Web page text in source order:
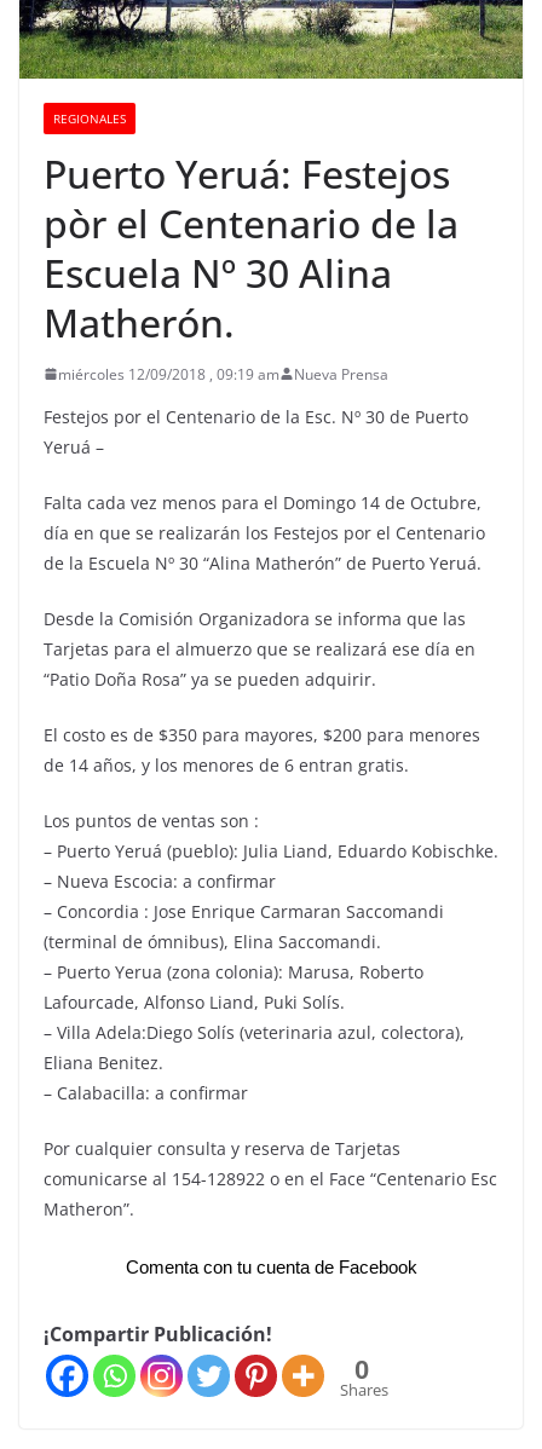
REGIONALES
Puerto Yeruá: Festejos
pòr el Centenario de la
Escuela Nº 30 Alina
Matherón.
miércoles 12/09/2018 , 09:19 am Nueva Prensa
Festejos por el Centenario de la Esc. Nº 30 de Puerto
Yeruá –
Falta cada vez menos para el Domingo 14 de Octubre,
día en que se realizarán los Festejos por el Centenario
de la Escuela Nº 30 “Alina Matherón” de Puerto Yeruá.
Desde la Comisión Organizadora se informa que las
Tarjetas para el almuerzo que se realizará ese día en
“Patio Doña Rosa” ya se pueden adquirir.
El costo es de $350 para mayores, $200 para menores
de 14 años, y los menores de 6 entran gratis.
Los puntos de ventas son :
– Puerto Yeruá (pueblo): Julia Liand, Eduardo Kobischke.
– Nueva Escocia: a confirmar
– Concordia : Jose Enrique Carmaran Saccomandi
(terminal de ómnibus), Elina Saccomandi.
– Puerto Yerua (zona colonia): Marusa, Roberto
Lafourcade, Alfonso Liand, Puki Solís.
– Villa Adela:Diego Solís (veterinaria azul, colectora),
Eliana Benitez.
– Calabacilla: a confirmar
Por cualquier consulta y reserva de Tarjetas
comunicarse al 154-128922 o en el Face “Centenario Esc
Matheron”.
Comenta con tu cuenta de Facebook
¡Compartir Publicación!
0
Shares